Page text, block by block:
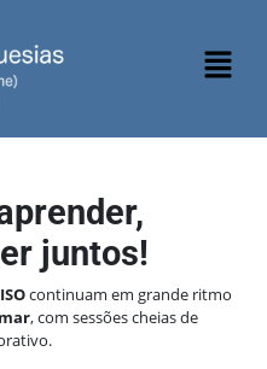
juntos!
continuam em grande ritmo
, com sessões cheias de